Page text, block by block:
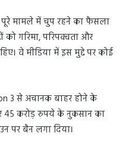
पूरे मामले में चुप रहने का फैसला
को गरिमा, परिपक्वता और
वे मीडिया में इस मुद्दे पर कोई
3 से अचानक बाहर होने के
45 करोड़ रुपये के नुकसान का
पर बैन लगा दिया।